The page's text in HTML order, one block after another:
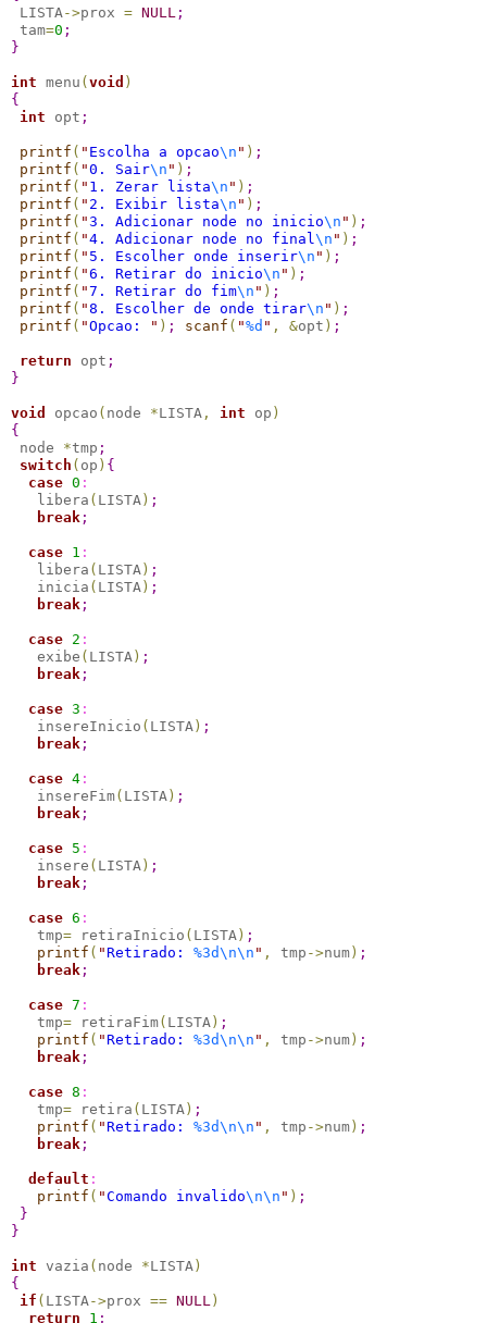
LISTA ->prox = NULL ;
tam=0 ;
}
int menu (void )
{
int opt ;
printf ( " Escolha a opcao\n " ) ;
printf ( "0. Sair\n " ) ;
printf ( " 1. Zerar lista\n " ) ;
printf ( " 2. Exibir lista\n " ) ;
printf ( "3. Adicionar node no inicio\n " ) ;
printf ( "4. Adicionar node no final \n " ) ;
printf ( " 5. Escolher onde inserir\n " ) ;
printf ( "6. Retirar do inicio\n " ) ;
printf ( "7. Retirar do fim\n " ) ;
printf ( "8. Escolher de onde tirar\n " ) ;
printf ( "Opcao: " ) ; scanf ( "%d " , &opt ) ;
return opt ;
}
void opcao ( node *LISTA , int op )
{
node *tmp ;
switch ( op ) {
case 0 :
   libera
( LISTA ) ;
break ;
case 1 :
   libera
( LISTA ) ;
   inicia
( LISTA ) ;
break ;
case 2 :
   exibe
( LISTA ) ;
break ;
case 3 :
   insereInicio
( LISTA ) ;
break ;
case 4 :
   insereFim
( LISTA ) ;
break ;
case 5 :
   insere
( LISTA ) ;
break ;
case 6 :
   tmp
= retiraInicio ( LISTA ) ;
printf ( "Retirado: %3d\n\n " , tmp ->num) ;
break ;
case 7 :
   tmp
= retiraFim( LISTA ) ;
printf ( "Retirado: %3d\n\n " , tmp ->num) ;
break ;
case 8 :
   tmp
= retira ( LISTA ) ;
printf ( "Retirado: %3d\n\n " , tmp ->num) ;
break ;
default :
printf ( "Comando invalido\n\n " ) ;
}
}
int vazia ( node *LISTA )
{
if ( LISTA ->prox == NULL )
return
1 ;